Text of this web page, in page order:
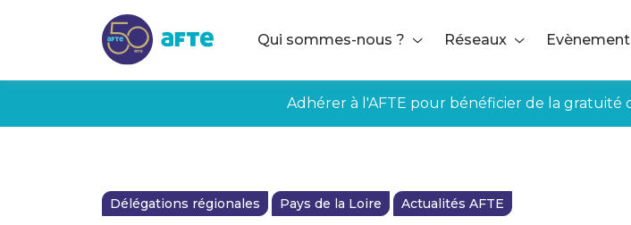
Qui sommes-nous ? Réseaux
Adhérer à l'AFTE pour bénéficier de la gratuité
Délégations régionales Pays de la Loire Actualités AFTE